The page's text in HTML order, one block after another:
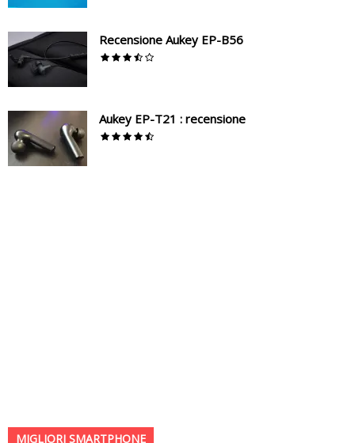
Recensione Aukey EP-B56
Aukey EP-T21 : recensione
MIGLIORI SMARTPHONE